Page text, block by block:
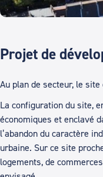
Projet de
Au plan de secteur, le
La configuration du site,
économiques et enclavé
l’abandon du caractère
urbaine. Sur ce site
logements, de